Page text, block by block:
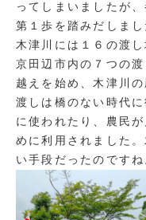
ってしまいましたが
第１歩を踏みだしまし
木津川には１６の渡
京田辺市内の７つの
越えを始め、木津川
渡しは橋のない時代
に使われたり、農民
めに利用されました
い手段だったのですね